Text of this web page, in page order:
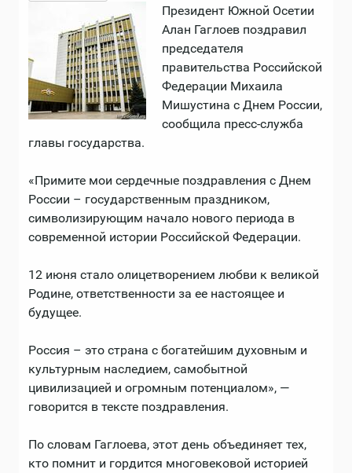
Президент Южной Осетии
Алан Гаглоев поздравил
председателя
правительства Российской
Федерации Михаила
Мишустина с Днем России,
сообщила пресс-служба
главы государства.
«Примите мои сердечные поздравления с Днем
России – государственным праздником,
символизирующим начало нового периода в
современной истории Российской Федерации.
12 июня стало олицетворением любви к великой
Родине, ответственности за ее настоящее и
будущее.
Россия – это страна с богатейшим духовным и
культурным наследием, самобытной
цивилизацией и огромным потенциалом», —
говорится в тексте поздравления.
По словам Гаглоева, этот день объединяет тех,
кто помнит и гордится многовековой историей